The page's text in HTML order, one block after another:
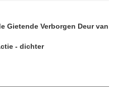
Gietende Verborgen Deur van
- dichter